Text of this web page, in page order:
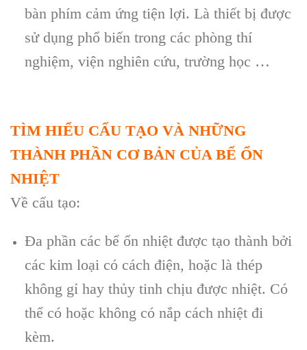
bàn phím cảm ứng tiện lợi. Là thiết bị được
sử dụng phổ biến trong các phòng thí
nghiệm, viện nghiên cứu, trường học …
TÌM HIỂU CẤU TẠO VÀ NHỮNG
THÀNH PHẦN CƠ BẢN CỦA BỂ ỔN
NHIỆT
Về cấu tạo:
Đa phần các bể ổn nhiệt được tạo thành bởi
các kim loại có cách điện, hoặc là thép
không gỉ hay thủy tinh chịu được nhiệt. Có
thể có hoặc không có nắp cách nhiệt đi
kèm.